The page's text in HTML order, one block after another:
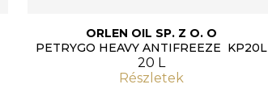
ORLEN OIL SP. Z O. O
PETRYGO HEAVY ANTIFREEZE KP20L
20 L
Részletek